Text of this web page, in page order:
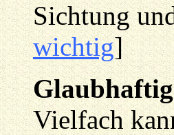
Sichtung
wichtig]
Vielfach